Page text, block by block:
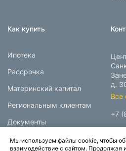
Как купить
Ипотека
Рассрочка
Материнский капитал
Региональным клиентам
Документы
д.
Все
+7
Мы используем файлы cookie, чтобы
взаимодействие с сайтом. Продолжая